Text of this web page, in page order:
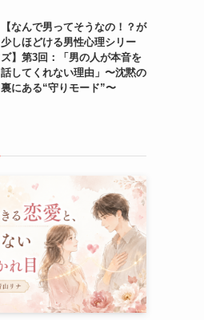
【なんで男ってそうなの！？が
少しほどける男性心理シリー
ズ】第3回：「男の人が本音を
話してくれない理由」〜沈黙の
裏にある“守りモード”〜